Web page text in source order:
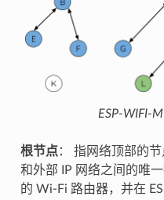
ESP-WIFI-
根节点 ： 指网络顶部的
和外部 IP 网络之间的唯
的 Wi-Fi 路由器，并在